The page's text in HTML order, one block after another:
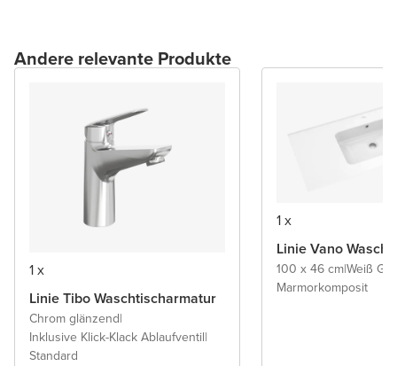
Andere relevante Produkte
1 x
Linie Tibo Waschtischarmatur
Chrom glänzend|
Inklusive Klick-Klack Ablaufventil|
Standard
1 x
Linie Vano
100 x 46 cm|Weiß
Marmorkomposit